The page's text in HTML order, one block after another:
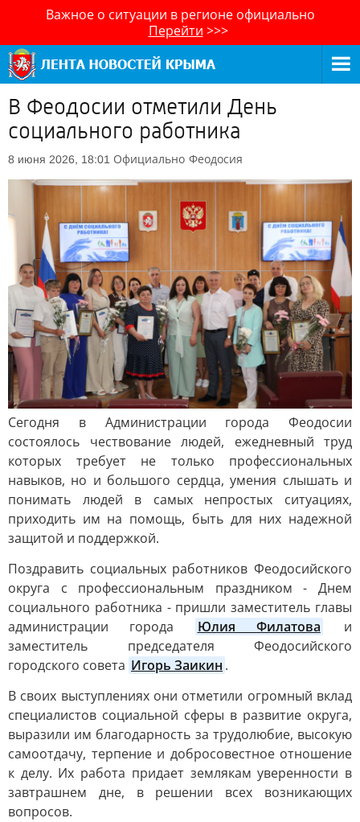
Важное о ситуации в регионе официально
Перейти >>>
В Феодосии отметили День
социального работника
8 июня 2026, 18:01 Официально Феодосия
Сегодня в Администрации города Феодосии
состоялось чествование людей, ежедневный труд
которых требует не только профессиональных
навыков, но и большого сердца, умения слышать и
понимать людей в самых непростых ситуациях,
приходить им на помощь, быть для них надежной
защитой и поддержкой.
Поздравить социальных работников Феодосийского
округа с профессиональным праздником - Днем
социального работника - пришли заместитель главы
администрации города
Юлия Филатова
и
заместитель председателя Феодосийского
городского совета Игорь Заикин .
В своих выступлениях они отметили огромный вклад
специалистов социальной сферы в развитие округа,
выразили им благодарность за трудолюбие, высокую
самоотдачу, терпение и добросовестное отношение
к делу. Их работа придает землякам уверенности в
завтрашнем дне, в решении всех возникающих
вопросов.